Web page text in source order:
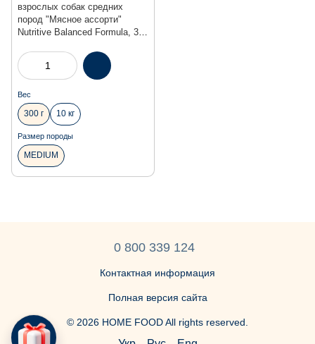
взрослых собак средних
пород "Мясное ассорти"
Nutritive Balanced Formula, 300
Вес
300 г 10 кг
Размер породы
MEDIUM
0 800 339 124
Контактная информация
Полная версия сайта
© 2026 HOME FOOD All rights reserved.